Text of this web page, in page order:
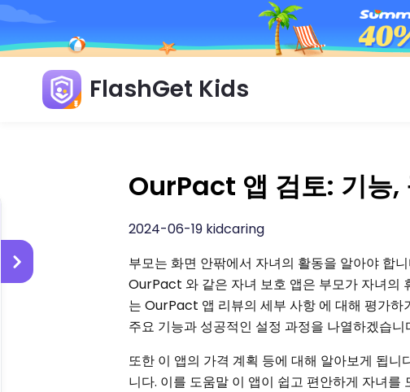
FlashGet Kids
OurPact 앱 검토: 기능,
2024-06-19 kidcaring
부모는 화면 안팎에서 자녀의 활동을 알아야 합
OurPact 와 같은 자녀 보호 앱은 부모가 자녀의
는 OurPact 앱 리뷰의 세부 사항 에 대해 평가하
주요 기능과 성공적인 설정 과정을 나열하겠습니
또한 이 앱의 가격 계획 등에 대해 알아보게 됩
니다. 이를 도움말 이 앱이 쉽고 편안하게 자녀